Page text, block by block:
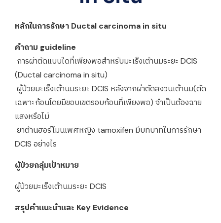
หลักในการรักษา Ductal carcinoma in situ
คำถาม guideline
การผ่าตัดแบบใดที่เพียงพอสำหรับมะเร็งเต้านมระยะ DCIS
(Ductal carcinoma in situ)
ผู้ป่วยมะเร็งเต้านมระยะ DCIS หลังจากผ่าตัดสงวนเต้านม(ตัด
เฉพาะก้อนโดยมีขอบเขตรอบก้อนที่เพียงพอ) จำเป็นต้องฉาย
แสงหรือไม่
ยาต้านฮอร์โมนเพศหญิง tamoxifen มีบทบาทในการรักษา
DCIS อย่างไร
ผู้ป่วยกลุ่มเป้าหมาย
ผู้ป่วยมะเร็งเต้านมระยะ DCIS
สรุปคำแนะนำและ Key Evidence